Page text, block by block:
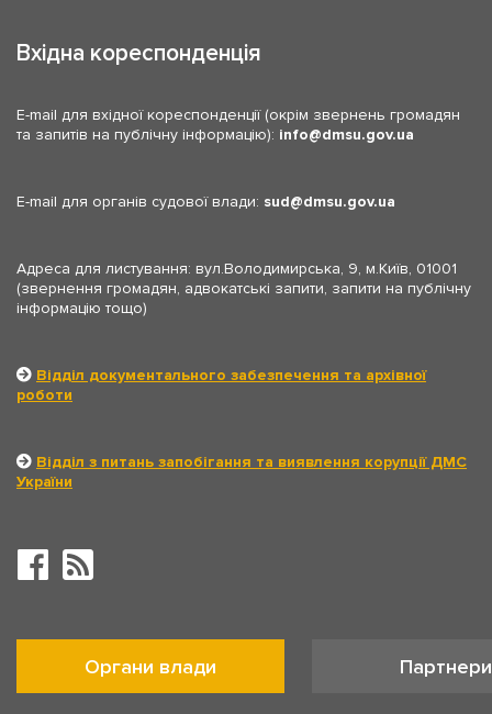
Вхідна кореспонденція
E-mail для вхідної кореспонденції (окрім звернень громадян
та запитів на публічну інформацію): info dmsu.gov.ua
E-mail для органів судової влади: sud dmsu.gov.ua
Адреса для листування: вул.Володимирська, 9, м.Київ, 01001
(звернення громадян, адвокатські запити, запити на публічну
інформацію тощо)
Відділ документального забезпечення та архівної
роботи
Відділ з питань запобігання та виявлення корупції ДМС
України
Органи влади Партнери